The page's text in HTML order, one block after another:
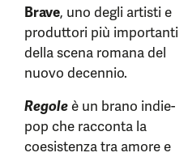
Brave, uno degli artisti e
produttori più importanti
della scena romana del
nuovo decennio.
Regoleè un brano indie-
pop che racconta la
coesistenza tra amore e